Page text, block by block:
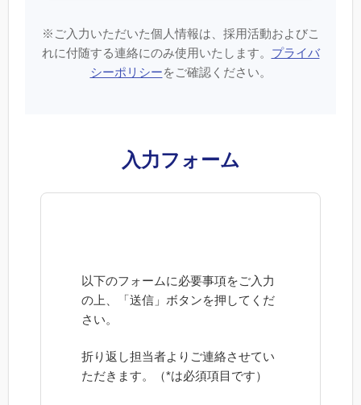
※ご入力いただいた個人情報は、採用活動およびこ
れに付随する連絡にのみ使用いたします。 プライバ
シーポリシーをご確認ください。
入力フォーム
以下のフォームに必要事項をご入力
の上、「送信」ボタンを押してくだ
さい。
折り返し担当者よりご連絡させてい
ただきます。（*は必須項目です）